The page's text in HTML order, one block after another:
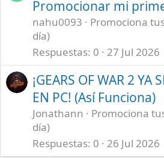
Promocionar mi
nahu0093
Promociona
día)
Respuestas 0 27 Jul 2026
¡GEARS OF WAR 2 YA
EN PC! (Así Funciona)
Jonathann
Promociona
día)
Respuestas 0 26 Jul 2026